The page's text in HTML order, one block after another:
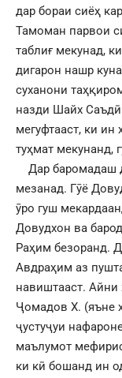
дар бораи сиёҳ
Тамоман парвои
таблиғ мекунад,
дигарон нашр
суханони
назди Шайх Саъдӣ
мегуфтааст, ки
туҳмат мекунанд,
Дар баромадаш
мезанад. Гӯё
ӯро гуш
Довудхон ва
Раҳим безоранд.
Авдраҳим аз
навиштааст.
Ҷомадов Х. (яъне
ҷустуҷуи
маълумот
ки кӣ бошанд ин